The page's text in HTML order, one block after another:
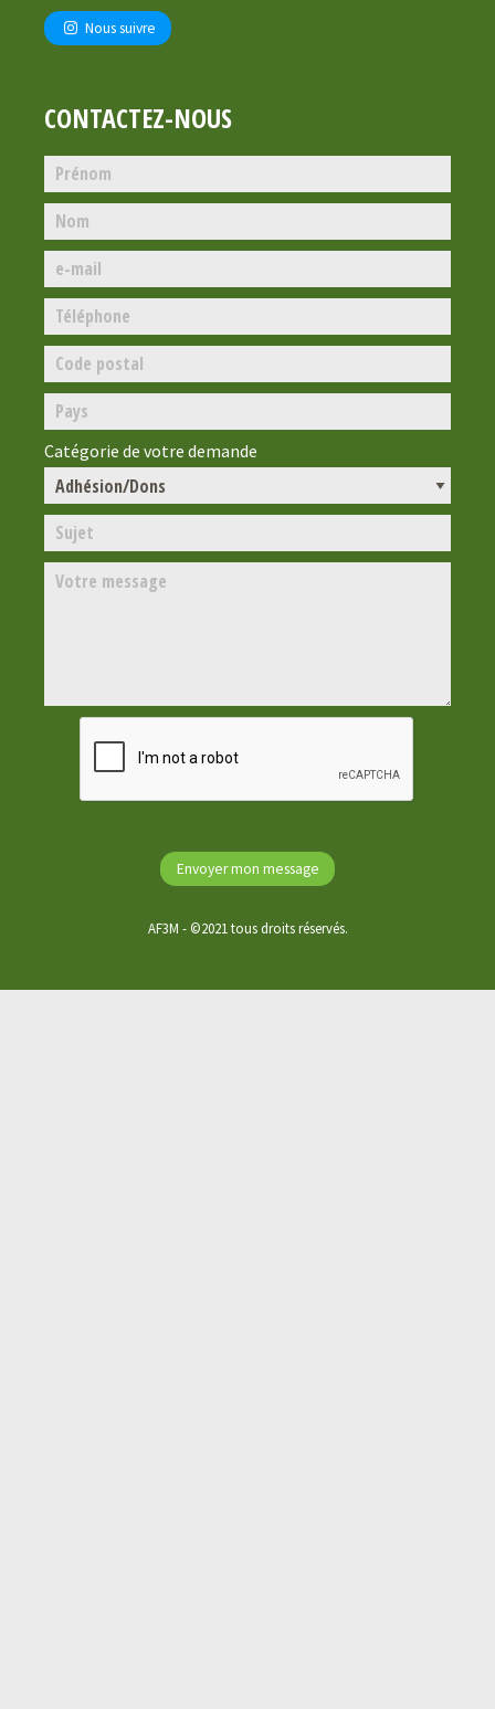
Nous suivre
CONTACTEZ-NOUS
Catégorie de votre demande
AF3M - ©2021 tous droits réservés.